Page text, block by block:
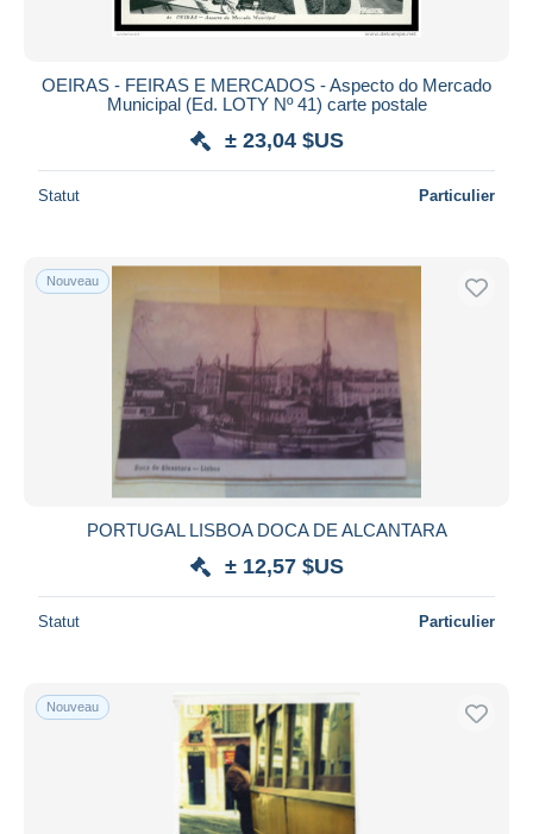
OEIRAS - FEIRAS E MERCADOS - Aspecto do Mercado
Municipal (Ed. LOTY Nº 41) carte postale
± 23,04 $US
Statut Particulier
Nouveau
PORTUGAL LISBOA DOCA DE ALCANTARA
± 12,57 $US
Statut Particulier
Nouveau